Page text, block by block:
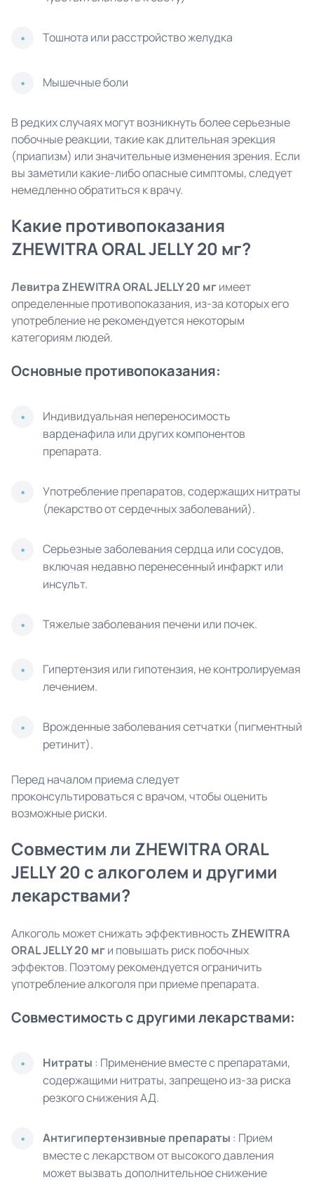
Тошнота или расстройство желудка
Мышечные боли
В редких случаях могут возникнуть более серьезные
побочные реакции, такие как длительная эрекция
(приапизм) или значительные изменения зрения. Если
вы заметили какие-либо опасные симптомы, следует
немедленно обратиться к врачу.
Какие противопоказания
ZHEWITRA ORAL JELLY 20 мг?
Левитра ZHEWITRA ORAL JELLY 20 мгимеет
определенные противопоказания, из-за которых его
употребление не рекомендуется некоторым
категориям людей.
Основные противопоказания:
Индивидуальная непереносимость
варденафила или других компонентов
препарата.
Употребление препаратов, содержащих нитраты
(лекарство от сердечных заболеваний).
Серьезные заболевания сердца или сосудов,
включая недавно перенесенный инфаркт или
инсульт.
Тяжелые заболевания печени или почек.
Гипертензия или гипотензия, не контролируемая
лечением.
Врожденные заболевания сетчатки (пигментный
ретинит).
Перед началом приема следует
проконсультироваться с врачом, чтобы оценить
возможные риски.
Совместим ли ZHEWITRA ORAL
JELLY 20 с алкоголем и другими
лекарствами?
Алкоголь может снижать эффективность ZHEWITRA
ORAL JELLY 20 мги повышать риск побочных
эффектов. Поэтому рекомендуется ограничить
употребление алкоголя при приеме препарата.
Совместимость с другими лекарствами:
Нитраты : Применение вместе с препаратами,
содержащими нитраты, запрещено из-за риска
резкого снижения АД.
Антигипертензивные препараты : Прием
вместе с лекарством от высокого давления
может вызвать дополнительное снижение